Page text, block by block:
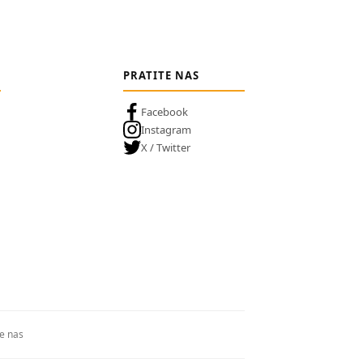
PRATITE NAS
Facebook
Instagram
X / Twitter
nas